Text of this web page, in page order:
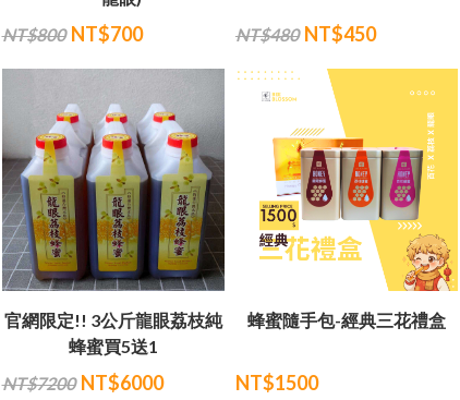
NT$800 NT$700 NT$480 NT$450
官網限定!! 3公斤龍眼荔枝純
蜂蜜買5送1
NT$7200 NT$6000
蜂蜜隨手包-經典三花禮盒
NT$1500